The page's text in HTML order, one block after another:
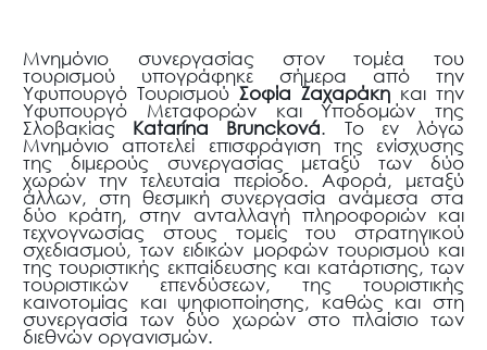
Μνημόνιο συνεργασίας στον τομέα του
τουρισμού υπογράφηκε σήμερα από την
Υφυπουργό ΤουρισμούΣοφία Ζαχαράκη και την
Υφυπουργό Μεταφορών και Υποδομών της
Σλοβακίας Katarína Bruncková. Το εν λόγω
Μνημόνιο αποτελεί επισφράγιση της ενίσχυσης
της διμερούς συνεργασίας μεταξύ των δύο
χωρών την τελευταία περίοδο. Αφορά, μεταξύ
άλλων, στη θεσμική συνεργασία ανάμεσα στα
δύο κράτη, στην ανταλλαγή πληροφοριών και
τεχνογνωσίας στους τομείς του στρατηγικού
σχεδιασμού, των ειδικών μορφών τουρισμού και
της τουριστικής εκπαίδευσης και κατάρτισης, των
τουριστικών επενδύσεων, της τουριστικής
καινοτομίας και ψηφιοποίησης, καθώς και στη
συνεργασία των δύο χωρών στο πλαίσιο των
διεθνών οργανισμών.